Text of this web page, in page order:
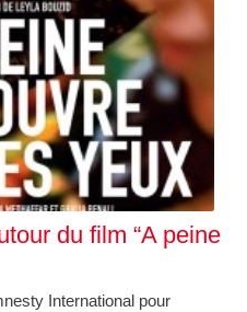
du film “A peine
International pour